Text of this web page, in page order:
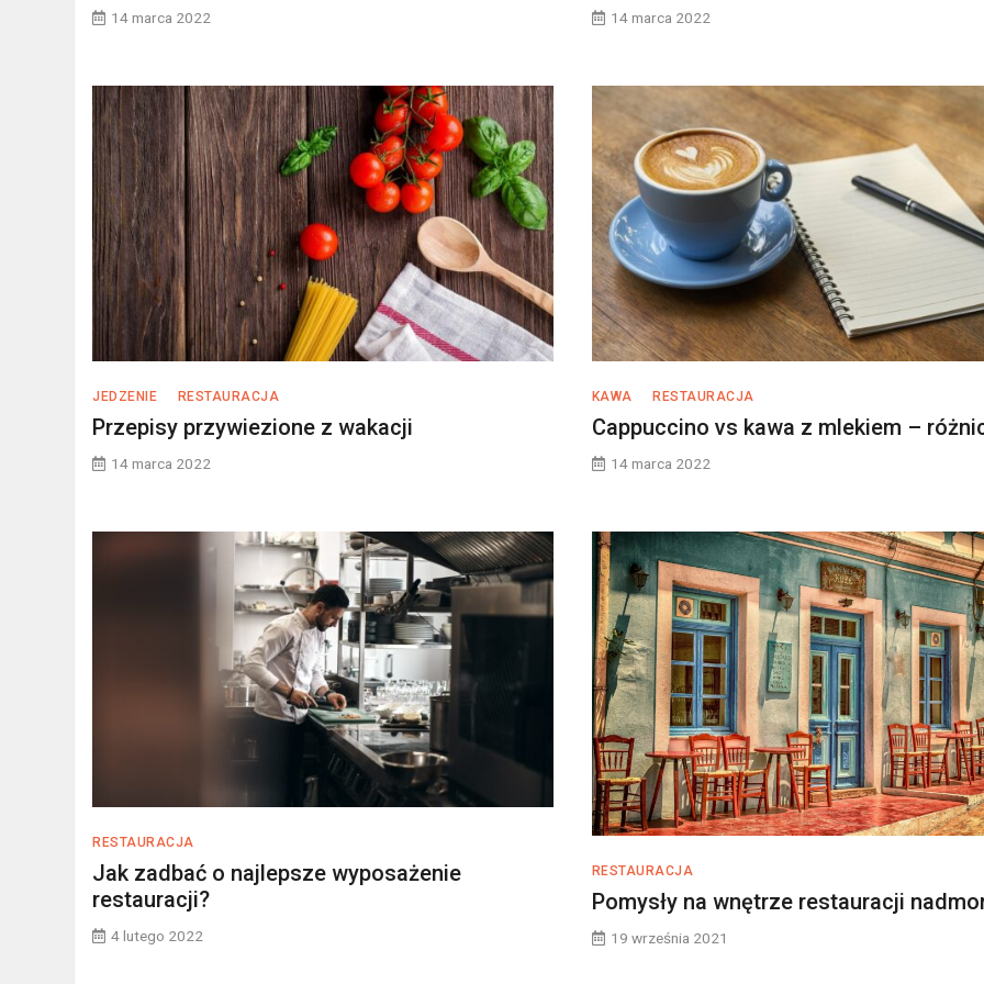
14 marca 2022 14 marca 2022
JEDZENIE RESTAURACJA
Przepisy przywiezione z wakacji
14 marca 2022
KAWA RESTAURACJA
Cappuccino vs kawa z mlekiem –
14 marca 2022
RESTAURACJA
Jak zadbać o najlepsze wyposażenie
restauracji?
4 lutego 2022
RESTAURACJA
Pomysły na wnętrze restauracji
19 września 2021